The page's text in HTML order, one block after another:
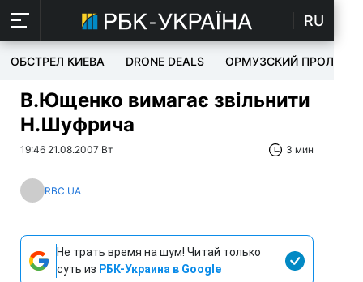
RU
ОБСТРЕЛ КИЕВА DRONE DEALS ОРМУЗСКИЙ ПРОЛИВ
В.Ющенко вимагає звільнити
Н.Шуфрича
19:46 21.08.2007 Вт 3 мин
RBC.UA
Не трать время на шум! Читай только
суть из РБК-Украина в Google